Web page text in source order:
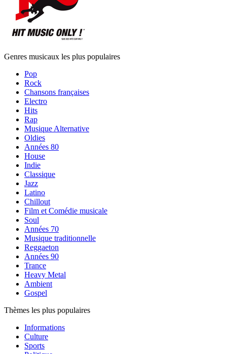
Genres musicaux les plus populaires
Pop
Rock
Chansons françaises
Electro
Hits
Rap
Musique Alternative
Oldies
Années 80
House
Indie
Classique
Jazz
Latino
Chillout
Film et Comédie musicale
Soul
Années 70
Musique traditionnelle
Reggaeton
Années 90
Trance
Heavy Metal
Ambient
Gospel
Thèmes les plus populaires
Informations
Culture
Sports